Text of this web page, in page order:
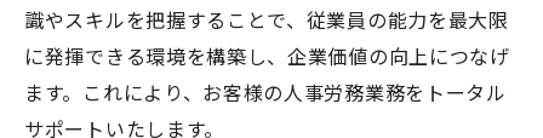
識やスキルを把握することで、従業員の能力を最大限
に発揮できる環境を構築し、企業価値の向上につなげ
ます。これにより、お客様の人事労務業務をトータル
サポートいたします。